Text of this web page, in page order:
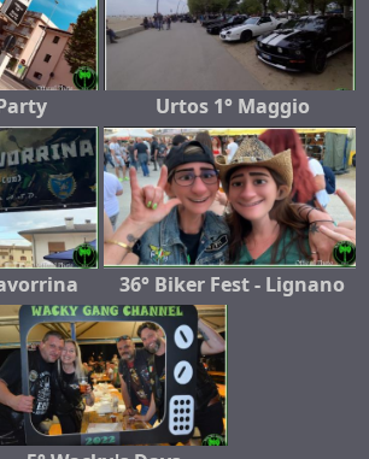
Urtos 1° Maggio
36° Biker Fest - Lignano